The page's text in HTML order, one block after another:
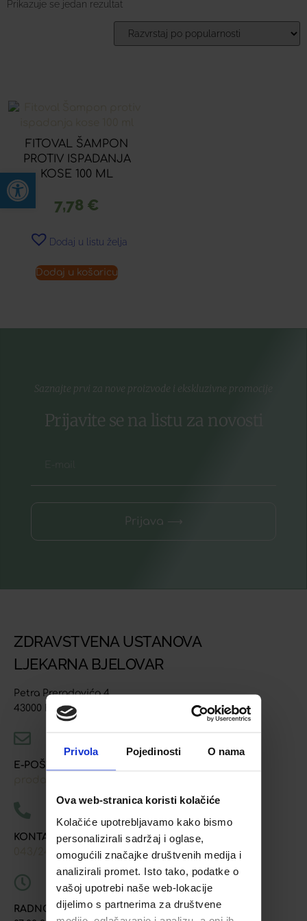
Privola Pojedinosti O nama
Ova web-stranica koristi kolačiće
Kolačiće upotrebljavamo kako bismo
personalizirali sadržaj i oglase,
omogućili značajke društvenih medija i
analizirali promet. Isto tako, podatke o
vašoj upotrebi naše web-lokacije
dijelimo s partnerima za društvene
Prikazuje se jedan rezultat
FITOVAL ŠAMPON
PROTIV ISPADANJA
KOSE 100 ML
7,78 €
Dodaj u listu želja
Dodaj u košaricu
Saznajte prvi za nove proizvode i ekskluzivne promocije
Prijavite se na listu za novosti
Prijava ⟶
ZDRAVSTVENA USTANOVA
LJEKARNA BJELOVAR
Petra Preradovića 4
43000 Bjelovar
E-POŠTA
KONTAKT TELEFONI
043/241-907,091/618-9163, 091/603-8577
RADNO VRIJEME
Open toolbar